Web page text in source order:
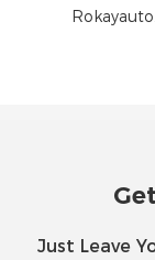
Rokayauto.
Just Leave